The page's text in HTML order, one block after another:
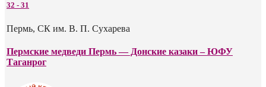
32 - 31
Пермь, СК им. В. П. Сухарева
Пермские медведи Пермь — Донские казаки – ЮФУ
Таганрог